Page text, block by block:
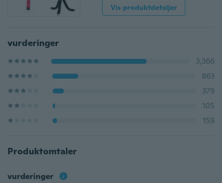
Vis produktdetaljer
vurderinger
3,366
863
379
105
159
Produktomtaler
vurderinger